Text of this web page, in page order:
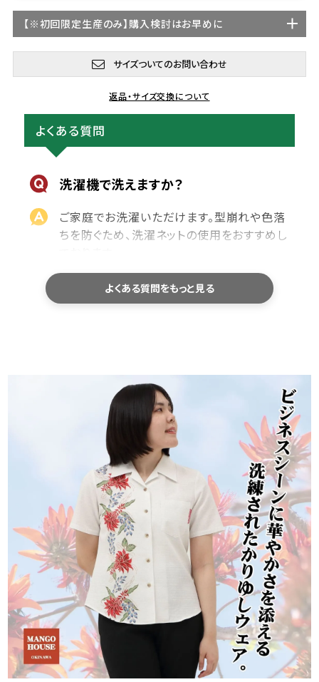
【※初回限定生産のみ】購入検討はお早めに
サイズついてのお問い合わせ
返品・サイズ交換について
よくある質問
洗濯機で洗えますか？
ご家庭でお洗濯いただけます。型崩れや色落
ちを防ぐため、洗濯ネットの使用をおすすめし
乾燥機のご使用や、濡れたまま長時間放置す
ることはお避けください。洗濯後は形を整え
て陰干しすると、長くきれいにご愛用いただけ
サイズが合わなかった場合、交換できま
未使用・タグ付きで、再販可能な状態の商品
であれば、お客様都合の場合でも交換対応を
承っております。
交換にかかる往復送料につきましては、お客
様ご負担にてお願いしております。
送料はどのくらいかかりますか？
ネコポスをご利用の場合は全国一律385円
（税込）です。
宅配便は838円（税込）、沖縄県内は471円
（税込）となります。
また、16,500円（税込）以上のお買い上げで
送料無料です。
よくある質問をもっと見る